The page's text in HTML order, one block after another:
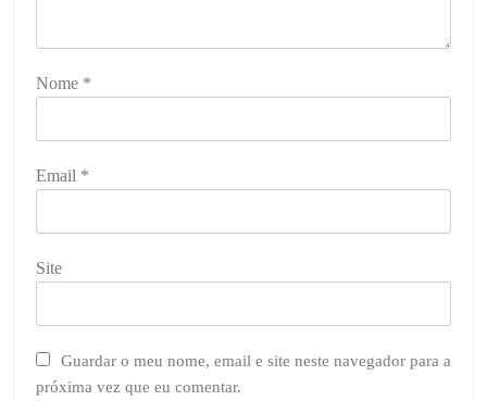
Nome *
Email *
Site
Guardar o meu nome, email e site neste navegador para a
próxima vez que eu comentar.